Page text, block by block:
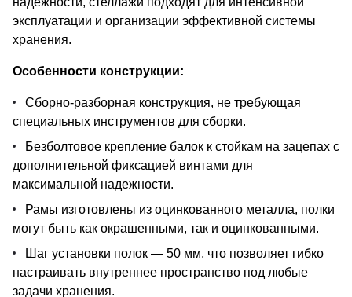
эксплуатации и организации эффективной системы
хранения.
Особенности конструкции:
Сборно-разборная конструкция, не требующая
специальных инструментов для сборки.
Безболтовое крепление балок к стойкам на зацепах с
дополнительной фиксацией винтами для
максимальной надежности.
Рамы изготовлены из оцинкованного металла, полки
могут быть как окрашенными, так и оцинкованными.
Шаг установки полок — 50 мм, что позволяет гибко
настраивать внутреннее пространство под любые
задачи хранения.